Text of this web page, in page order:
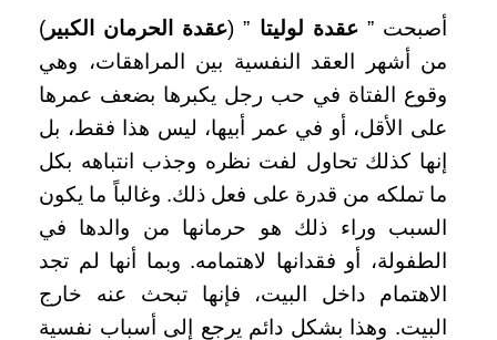
أصبحت ”عقدة لوليتا ” (عقدة الحرمان الكبير )
من أشهر العقد النفسية بين المراهقات، وهي
وقوع الفتاة في حب رجل يكبرها بضعف عمرها
على الأقل، أو في عمر أبيها، ليس هذا فقط، بل
إنها كذلك تحاول لفت نظره وجذب انتباهه بكل
ما تملكه من قدرة على فعل ذلك. وغالباً ما يكون
السبب وراء ذلك هو حرمانها من والدها في
الطفولة، أو فقدانها لاهتمامه. وبما أنها لم تجد
الاهتمام داخل البيت، فإنها تبحث عنه خارج
البيت. وهذا بشكل دائم يرجع إلى أسباب نفسية